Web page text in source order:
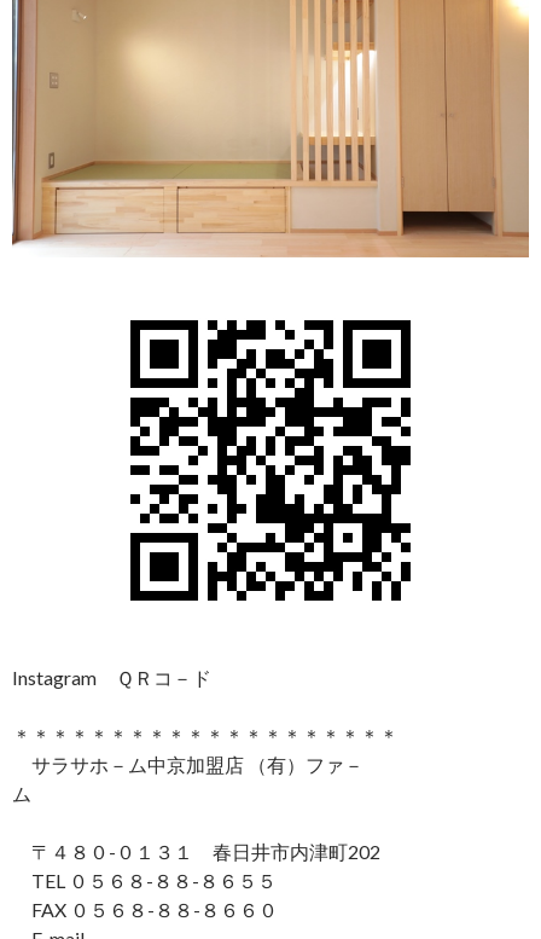
Instagram ＱＲコ－ド
＊＊＊＊＊＊＊＊＊＊＊＊＊＊＊＊＊＊＊＊
サラサホ－ム中京加盟店 （有）ファ－
ム
〒４８０-０１３１ 春日井市内津町202
TEL ０５６８-８８-８６５５
FAX ０５６８-８８-８６６０